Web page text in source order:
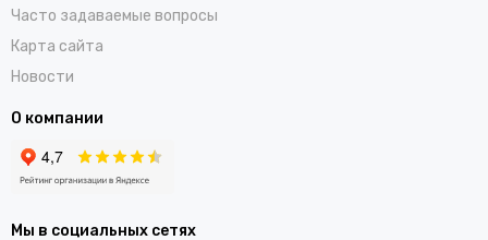
Часто задаваемые вопросы
Карта сайта
Новости
О компании
Мы в социальных сетях